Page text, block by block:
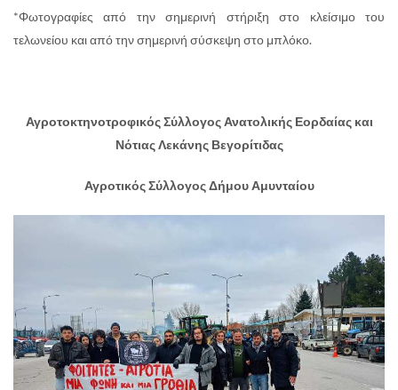
*Φωτογραφίες από την σημερινή στήριξη στο κλείσιμο του
τελωνείου και από την σημερινή σύσκεψη στο μπλόκο.
Αγροτοκτηνοτροφικός Σύλλογος Ανατολικής Εορδαίας και
Νότιας Λεκάνης Βεγορίτιδας
Αγροτικός Σύλλογος Δήμου Αμυνταίου